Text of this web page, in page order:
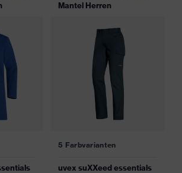
Mantel Herren
5 Farbvarianten
uvex suXXeed essentials